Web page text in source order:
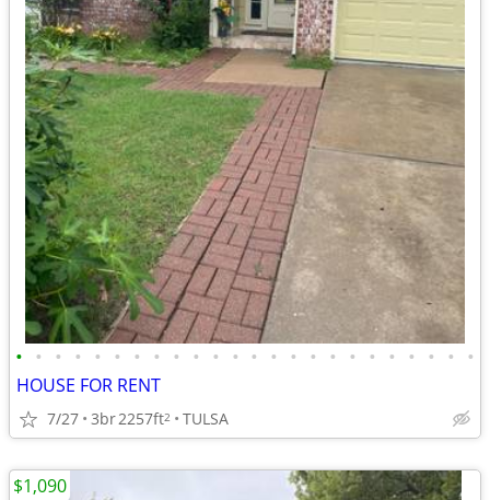
• • • • • • • • • • • • • • • • • • • • • • • •
HOUSE FOR RENT
7/27 3br2257ft2 TULSA
$1,090